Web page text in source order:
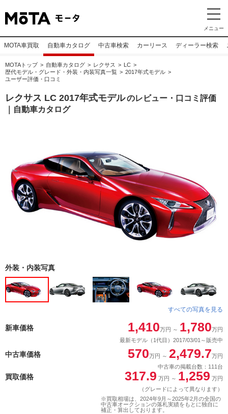
メニュー
MOTA車買取 自動車カタログ 中古車検索 カーリース ディーラー検索
MOTAトップ 自動車カタログ レクサス
LC
歴代モデル・グレード・外装・内装写真一覧
2017年式モデル
ユーザー評価・口コミ
レクサス LC 2017年式モデルのレビュー・口コミ評価
｜自動車カタログ
外装・内装写真
すべての写真を見る
新車価格 1,410万円 ～ 1,780万円
最新モデル（1代目）2017/03/01～販売中
中古車価格 570万円 ～ 2,479.7万円
中古車の掲載台数：111台
買取価格 317.9 万円 ～ 1,259 万円
（グレードによって異なります）
※買取相場は、2024年9月～2025年2月の全国の
中古車オークションの落札実績をもとに独自に
補正・算出しております。